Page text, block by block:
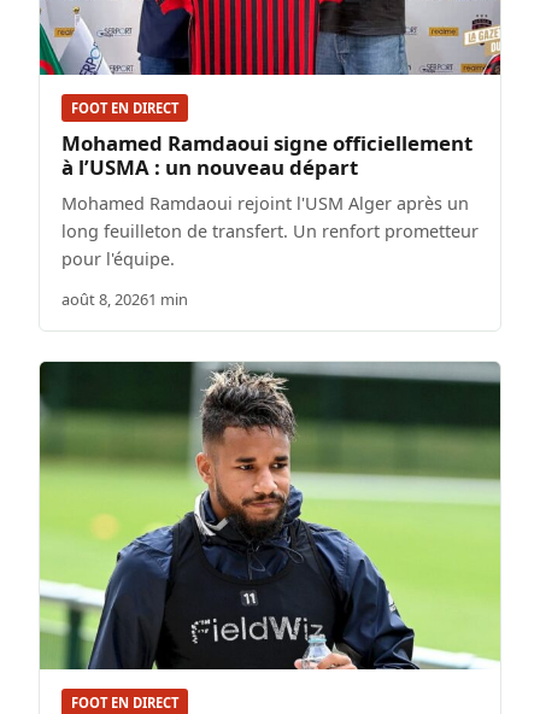
FOOT EN DIRECT
Mohamed Ramdaoui signe officiellement
à l’USMA : un nouveau départ
Mohamed Ramdaoui rejoint l'USM Alger après un
long feuilleton de transfert. Un renfort prometteur
pour l'équipe.
août 8, 20261 min
FOOT EN DIRECT